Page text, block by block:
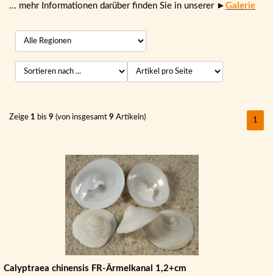
... mehr Informationen darüber finden Sie in unserer ► Galerie
Zeige 1 bis 9 (von insgesamt 9 Artikeln) 1
Calyptraea chinensis FR-Ärmelkanal 1,2+cm